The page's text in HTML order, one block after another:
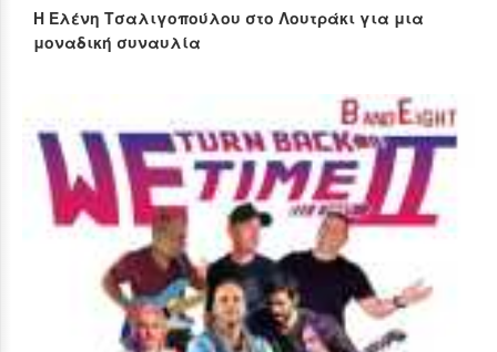
Η Ελένη Τσαλιγοπούλου στο Λουτράκι για μια
μοναδική συναυλία